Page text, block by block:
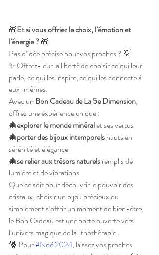
🎁Et si vous offriez le choix, l’émotion et
l’énergie ? 🎁
Pas d’idée précise pour vos proches ? 💡
✨ Offrez-leur la liberté de choisir ce qui leur
parle, ce qui les inspire, ce qui les connecte à
eux-mêmes.
Avec un Bon Cadeau de La 5e Dimension,
offrez une expérience unique :
🎄explorer le monde minéral et ses vertus
🎄porter des bijoux intemporels hauts en
sérénité et élégance
🎄se relier aux trésors naturels remplis de
lumière et de vibrations
Que ce soit pour découvrir le pouvoir des
cristaux, choisir un bijou précieux ou
simplement s’offrir un moment de bien-être,
le Bon Cadeau est une porte ouverte vers
l’univers magique de la lithothérapie.
🎅 Pour #Noël2024, laissez vos proches